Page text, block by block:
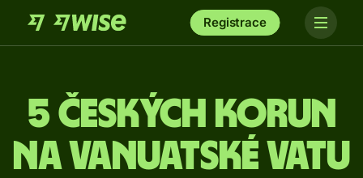
Registrace
5 českých korun
na vanuatské vatu